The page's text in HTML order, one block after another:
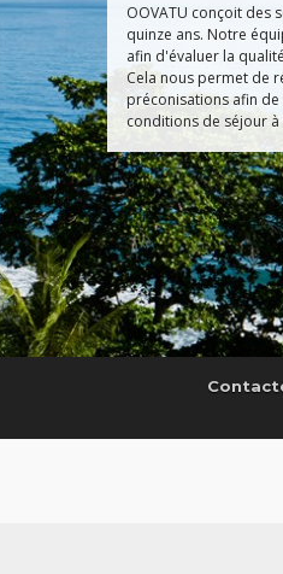
OOVATU conçoit des
quinze ans. Notre
afin d'évaluer la
Cela nous permet de
préconisations afin
conditions de séjour à